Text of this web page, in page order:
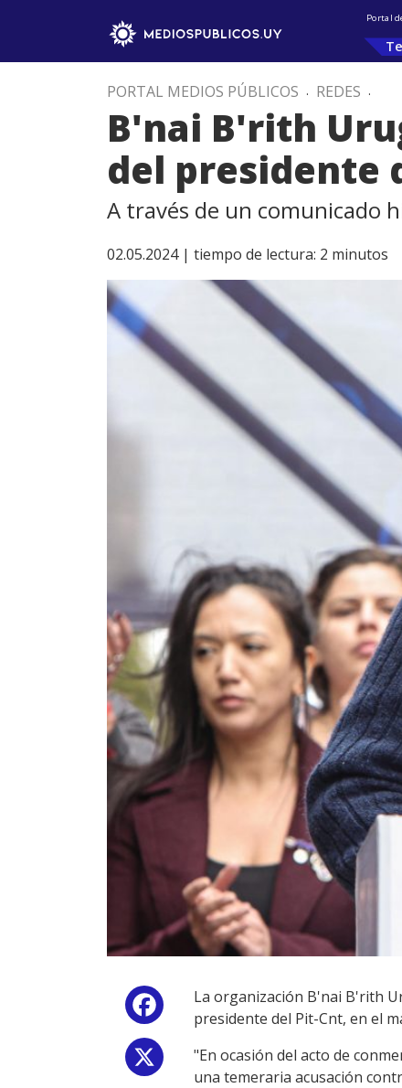
Portal
PORTAL MEDIOS PÚBLICOS . REDES .
B'nai B'rith
del presidente
A través de un comunicado
02.05.2024 | tiempo de lectura: 2 minutos
Facebook
La organización B'nai B'rith
presidente del Pit-Cnt, en el
"En ocasión del acto de
una temeraria acusación